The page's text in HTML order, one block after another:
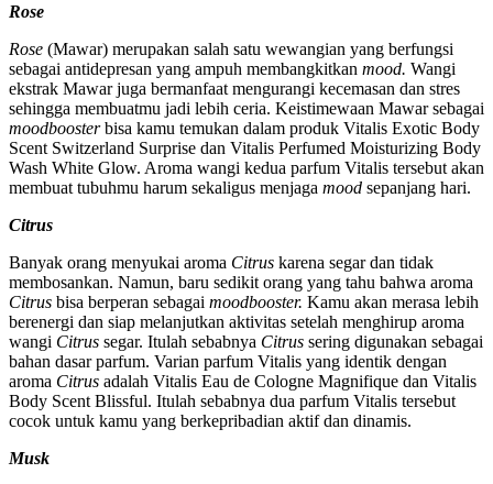
Rose
Rose (Mawar) merupakan salah satu wewangian yang berfungsi
sebagai antidepresan yang ampuh membangkitkan mood. Wangi
ekstrak Mawar juga bermanfaat mengurangi kecemasan dan stres
sehingga membuatmu jadi lebih ceria. Keistimewaan Mawar sebagai
moodboosterbisa kamu temukan dalam produk Vitalis Exotic Body
Scent Switzerland Surprise dan Vitalis Perfumed Moisturizing Body
Wash White Glow. Aroma wangi kedua parfum Vitalis tersebut akan
membuat tubuhmu harum sekaligus menjaga mood sepanjang hari.
Citrus
Banyak orang menyukai aroma Citrus karena segar dan tidak
membosankan. Namun, baru sedikit orang yang tahu bahwa aroma
Citrus bisa berperan sebagai moodbooster. Kamu akan merasa lebih
berenergi dan siap melanjutkan aktivitas setelah menghirup aroma
wangi Citrus segar. Itulah sebabnya Citrus sering digunakan sebagai
bahan dasar parfum. Varian parfum Vitalis yang identik dengan
aroma Citrus adalah Vitalis Eau de Cologne Magnifique dan Vitalis
Body Scent Blissful. Itulah sebabnya dua parfum Vitalis tersebut
cocok untuk kamu yang berkepribadian aktif dan dinamis.
Musk